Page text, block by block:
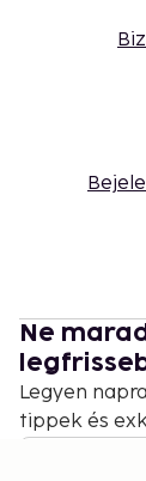
Ne
Legyen
tippek és